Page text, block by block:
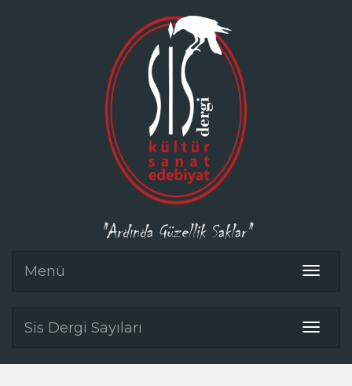
"Ardında Güzellik Saklar"
Toggle
Menü
Toggle
Sis Dergi Sayıları